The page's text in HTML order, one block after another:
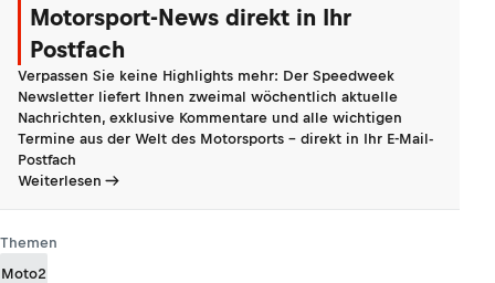
Motorsport-News direkt in Ihr
Postfach
Verpassen Sie keine Highlights mehr: Der Speedweek
Newsletter liefert Ihnen zweimal wöchentlich aktuelle
Nachrichten, exklusive Kommentare und alle wichtigen
Termine aus der Welt des Motorsports - direkt in Ihr E-Mail-
Postfach
Weiterlesen
Themen
Moto2